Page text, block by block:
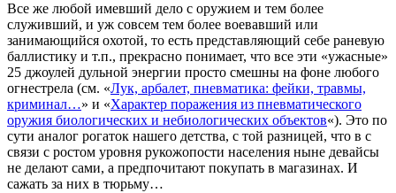
Все же любой имевший дело с оружием и тем более
служивший, и уж совсем тем более воевавший или
занимающийся охотой, то есть представляющий себе раневую
баллистику и т.п., прекрасно понимает, что все эти «ужасные»
25 джоулей дульной энергии просто смешны на фоне любого
огнестрела (см. «Лук, арбалет, пневматика: фейки, травмы,
криминал…» и «Характер поражения из пневматического
оружия биологических и небиологических объектов«). Это по
сути аналог рогаток нашего детства, с той разницей, что в с
связи с ростом уровня рукожопости населения ныне девайсы
не делают сами, а предпочитают покупать в магазинах. И
сажать за них в тюрьму…